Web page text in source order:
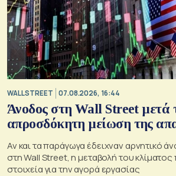
WALL STREET 07.08.2026, 16:44
Άνοδος στη Wall Street μετά
απροσδόκητη μείωση της
Αν και τα παράγωγα έδειχναν αρνητικό
στη Wall Street, η μεταβολή του
στοιχεία για την αγορά εργασίας